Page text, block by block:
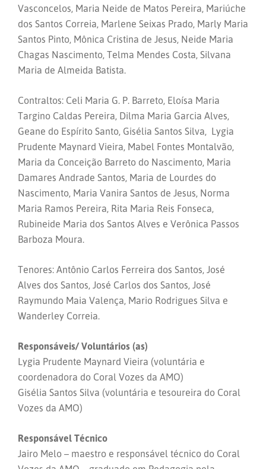
Vasconcelos, Maria Neide de Matos Pereira, Mariúche
dos Santos Correia, Marlene Seixas Prado, Marly Maria
Santos Pinto, Mônica Cristina de Jesus, Neide Maria
Chagas Nascimento, Telma Mendes Costa, Silvana
Maria de Almeida Batista.
Contraltos: Celi Maria G. P. Barreto, Eloísa Maria
Targino Caldas Pereira, Dilma Maria Garcia Alves,
Geane do Espírito Santo, Gisélia Santos Silva, Lygia
Prudente Maynard Vieira, Mabel Fontes Montalvão,
Maria da Conceição Barreto do Nascimento, Maria
Damares Andrade Santos, Maria de Lourdes do
Nascimento, Maria Vanira Santos de Jesus, Norma
Maria Ramos Pereira, Rita Maria Reis Fonseca,
Rubineide Maria dos Santos Alves e Verônica Passos
Barboza Moura.
Tenores: Antônio Carlos Ferreira dos Santos, José
Alves dos Santos, José Carlos dos Santos, José
Raymundo Maia Valença, Mario Rodrigues Silva e
Wanderley Correia.
Responsáveis/ Voluntários (as)
Lygia Prudente Maynard Vieira (voluntária e
coordenadora do Coral Vozes da AMO)
Gisélia Santos Silva (voluntária e tesoureira do Coral
Vozes da AMO)
Responsável Técnico
Jairo Melo – maestro e responsável técnico do Coral